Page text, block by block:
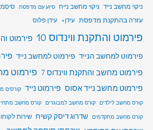
ניקוי מחשב נייד ניקוי מחשב נייח סיוע עם מדפסת
עזרה בהתקנת מדפסת עידן+ עידן פלוס
פירמוט והתקנת ווינדוס 10 פירמוט
פירמוט למחשב הנייד פירמוט למחשב נייד
פירמוט מחשב והתקנת ווינדוס 7
פירמוט
פירמוט מחשב נייד אסוס פירמוט נייד קורסים
קורס מחשב לילדים
קורס מחשב למבוגרים
קורס מחשב
קורס מחשב מתקדמים
שדרוג דיסק קשיח שירות